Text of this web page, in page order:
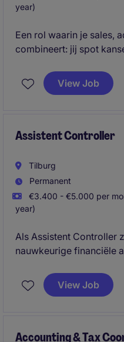
year)
Een rol waarin je sales,
combineert: jij spot
View Job
Assistent Controller
Tilburg
Permanent
€3.400 - €5.000 per
year)
Als Assistent Controller
nauwkeurige financiële
terecht in een
jezelf kunt ontwikkelen
View Job
Accounting & Tax